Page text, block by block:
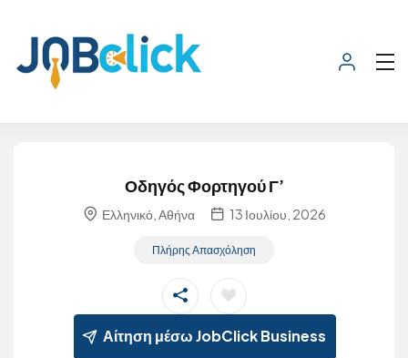
Οδηγός Φορτηγού Γ’
Ελληνικό, Αθήνα 13 Ιουλίου, 2026
Πλήρης Απασχόληση
Αίτηση μέσω JobClick Business